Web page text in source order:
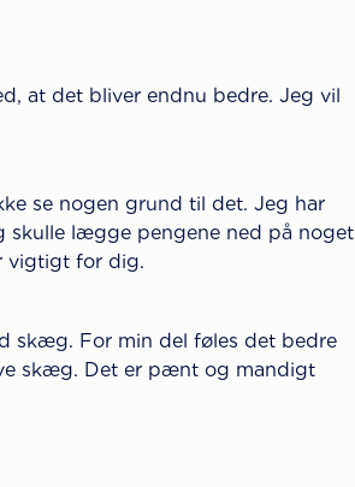
at det bliver endnu bedre. Jeg vil
se nogen grund til det. Jeg har
skulle lægge pengene ned på noget
vigtigt for dig.
skæg. For min del føles det bedre
skæg. Det er pænt og mandigt